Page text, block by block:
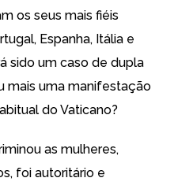
os seus mais fiéis
Espanha, Itália e
sido um caso de dupla
mais uma manifestação
do Vaticano?
as mulheres,
foi autoritário e